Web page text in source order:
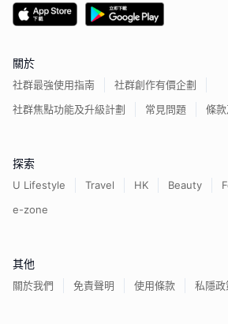
關於
社群最強使用指南
社群創作有價企劃
社群焦點功能及升級計劃
常見問題 條
探索
U Lifestyle Travel HK Beauty
e-zone
其他
關於我們 免責聲明 使用條款 私隱政